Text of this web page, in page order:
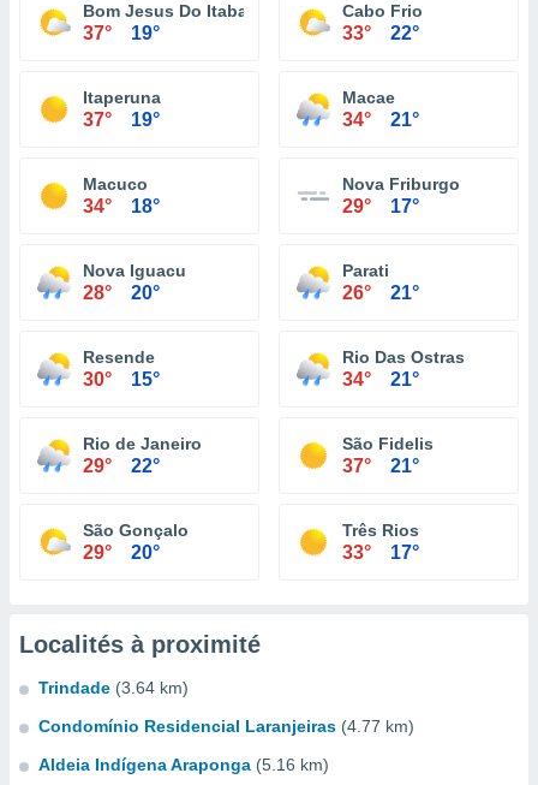
Bom Jesus Do Itabapoana
37° 19°
Cabo Frio
33° 22°
Itaperuna
37° 19°
Macae
34° 21°
Macuco
34° 18°
Nova Friburgo
29° 17°
Nova Iguacu
28° 20°
Parati
26° 21°
Resende
30° 15°
Rio Das Ostras
34° 21°
Rio de Janeiro
29° 22°
São Fidelis
37° 21°
São Gonçalo
29° 20°
Três Rios
33° 17°
Localités à proximité
Trindade (3.64 km)
Condomínio Residencial Laranjeiras (4.77 km)
Aldeia Indígena Araponga (5.16 km)